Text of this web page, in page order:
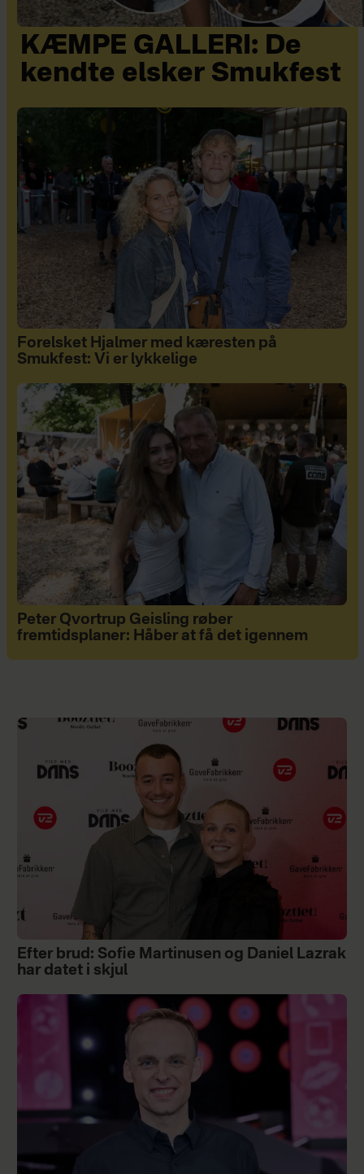
KÆMPE GALLERI: De
kendte elsker Smukfest
Forelsket Hjalmer med kæresten på
Smukfest: Vi er lykkelige
Peter Qvortrup Geisling røber
fremtidsplaner: Håber at få det igennem
Efter brud: Sofie Martinusen og Daniel Lazrak
har datet i skjul